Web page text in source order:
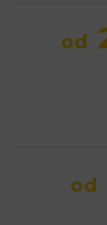
od
od